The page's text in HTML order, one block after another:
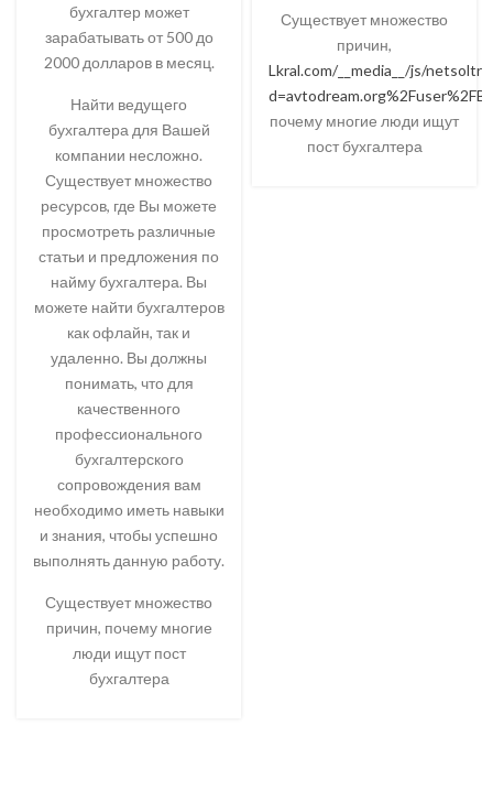
бухгалтер может
зарабатывать от 500 до
2000 долларов в месяц.
Найти ведущего
бухгалтера для Вашей
компании несложно.
Существует множество
ресурсов, где Вы можете
просмотреть различные
статьи и предложения по
найму бухгалтера. Вы
можете найти бухгалтеров
как офлайн, так и
удаленно. Вы должны
понимать, что для
качественного
профессионального
бухгалтерского
сопровождения вам
необходимо иметь навыки
и знания, чтобы успешно
выполнять данную работу.
Существует множество
причин, почему многие
люди ищут пост
бухгалтера
Существует множество
причин,
Lkral.com/__media__/js/
почему многие люди ищут
пост бухгалтера